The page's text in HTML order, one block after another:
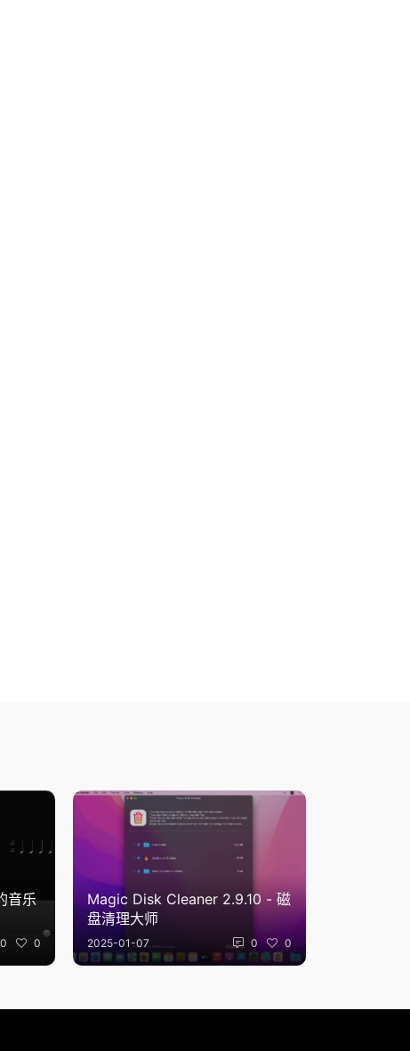
音乐
0 0
Magic Disk Cleaner 2.9.10 - 磁
盘清理大师
2025-01-07 0 0